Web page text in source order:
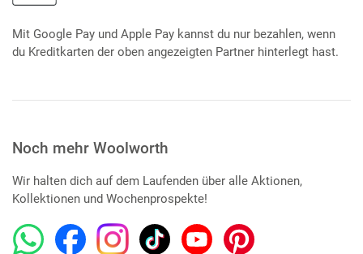
Mit Google Pay und Apple Pay kannst du nur bezahlen, wenn
du Kreditkarten der oben angezeigten Partner hinterlegt hast.
Noch mehr Woolworth
Wir halten dich auf dem Laufenden über alle Aktionen,
Kollektionen und Wochenprospekte!